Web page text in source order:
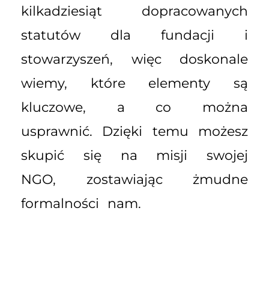
kilkadziesiąt dopracowanych
statutów dla fundacji i
stowarzyszeń, więc doskonale
wiemy, które elementy są
kluczowe, a co można
usprawnić. Dzięki temu możesz
skupić się na misji swojej
NGO, zostawiając żmudne
formalności nam.